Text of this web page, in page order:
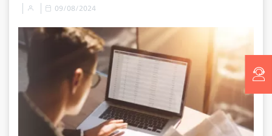
09/08/2024